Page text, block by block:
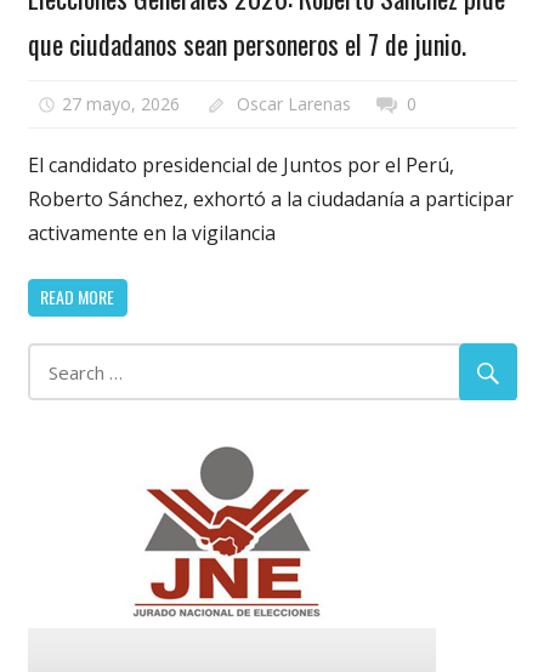
que ciudadanos sean personeros el 7 de junio.
27 mayo, 2026 Oscar Larenas 0
El candidato presidencial de Juntos por el Perú,
Roberto Sánchez, exhortó a la ciudadanía a participar
activamente en la vigilancia
READ MORE